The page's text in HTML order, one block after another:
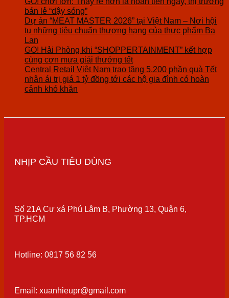
bán lẻ “dậy sóng”
Dự án “MEAT MASTER 2026” tại Việt Nam – Nơi hội
tụ những tiêu chuẩn thượng hạng của thực phẩm Ba
Lan
GO! Hải Phòng khi “SHOPPERTAINMENT” kết hợp
cùng cơn mưa giải thưởng tết
Central Retail Việt Nam trao tặng 5.200 phần quà Tết
nhân ái trị giá 1 tỷ đồng tới các hộ gia đình có hoàn
cảnh khó khăn
NHỊP CẦU TIÊU DÙNG
Số 21A Cư xá Phú Lâm B, Phường 13, Quận 6,
TP.HCM
Hotline: 0817 56 82 56
Email: xuanhieupr@gmail.com